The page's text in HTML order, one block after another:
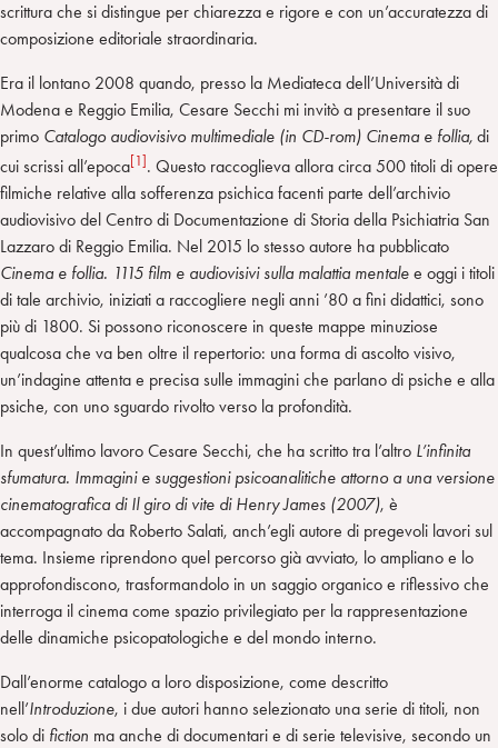
scrittura che si distingue per chiarezza e rigore e con un’accuratezza di
composizione editoriale straordinaria.
Era il lontano 2008 quando, presso la Mediateca dell’Università di
Modena e Reggio Emilia, Cesare Secchi mi invitò a presentare il suo
primo Catalogo audiovisivo multimediale (in CD-rom) Cinema e follia, di
cui scrissi all’epoca[1] . Questo raccoglieva allora circa 500 titoli di opere
filmiche relative alla sofferenza psichica facenti parte dell’archivio
audiovisivo del Centro di Documentazione di Storia della Psichiatria San
Lazzaro di Reggio Emilia. Nel 2015 lo stesso autore ha pubblicato
Cinema e follia. 1115 film e audiovisivi sulla malattia mentale e oggi i titoli
di tale archivio, iniziati a raccogliere negli anni ’80 a fini didattici, sono
più di 1800. Si possono riconoscere in queste mappe minuziose
qualcosa che va ben oltre il repertorio: una forma di ascolto visivo,
un’indagine attenta e precisa sulle immagini che parlano di psiche e alla
psiche, con uno sguardo rivolto verso la profondità.
In quest’ultimo lavoro Cesare Secchi, che ha scritto tra l’altro L’infinita
sfumatura. Immagini e suggestioni psicoanalitiche attorno a una versione
cinematografica di Il giro di vite di Henry James (2007), è
accompagnato da Roberto Salati, anch’egli autore di pregevoli lavori sul
tema. Insieme riprendono quel percorso già avviato, lo ampliano e lo
approfondiscono, trasformandolo in un saggio organico e riflessivo che
interroga il cinema come spazio privilegiato per la rappresentazione
delle dinamiche psicopatologiche e del mondo interno.
Dall’enorme catalogo a loro disposizione, come descritto
nell’Introduzione, i due autori hanno selezionato una serie di titoli, non
solo di fiction ma anche di documentari e di serie televisive, secondo un